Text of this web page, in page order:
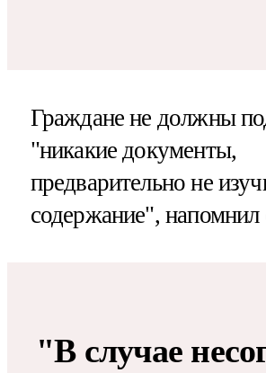
Граждане не должны
"никакие документы,
предварительно не
содержание", напомнил
"В случае